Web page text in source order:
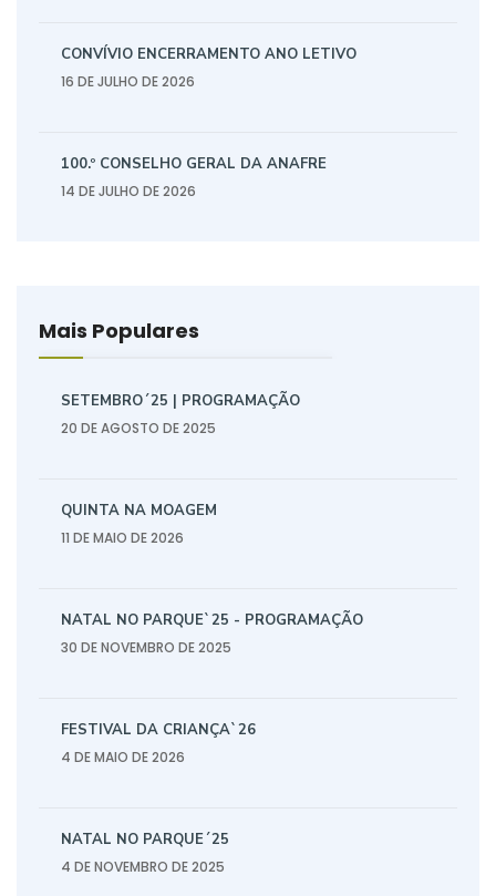
CONVÍVIO ENCERRAMENTO ANO LETIVO
16 DE JULHO DE 2026
100.º CONSELHO GERAL DA ANAFRE
14 DE JULHO DE 2026
Mais Populares
SETEMBRO´25 | PROGRAMAÇÃO
20 DE AGOSTO DE 2025
QUINTA NA MOAGEM
11 DE MAIO DE 2026
NATAL NO PARQUE`25 - PROGRAMAÇÃO
30 DE NOVEMBRO DE 2025
FESTIVAL DA CRIANÇA`26
4 DE MAIO DE 2026
NATAL NO PARQUE´25
4 DE NOVEMBRO DE 2025